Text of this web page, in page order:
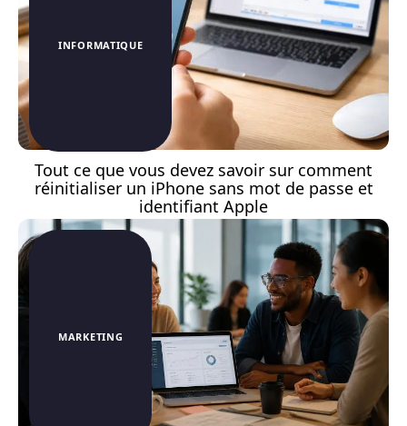
INFORMATIQUE
Tout ce que vous devez savoir sur comment
réinitialiser un iPhone sans mot de passe et
identifiant Apple
MARKETING